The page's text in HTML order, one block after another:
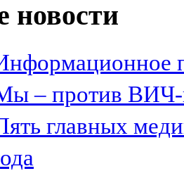
новости
– против
главных